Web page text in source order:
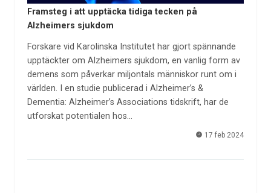
Framsteg i att upptäcka tidiga tecken på
Alzheimers sjukdom
Forskare vid Karolinska Institutet har gjort spännande
upptäckter om Alzheimers sjukdom, en vanlig form av
demens som påverkar miljontals människor runt om i
världen. I en studie publicerad i Alzheimer’s &
Dementia: Alzheimer’s Associations tidskrift, har de
utforskat potentialen hos…
17 feb 2024